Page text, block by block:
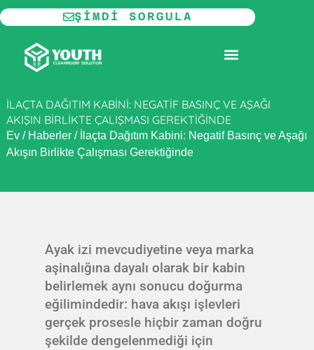
İçeriğe
atla
ŞIMDI SORGULA
İLAÇTA DAĞITIM KABINI: NEGATIF BASINÇ VE AŞAĞI
AKIŞIN BIRLIKTE ÇALIŞMASI GEREKTIĞINDE
Ev/ Haberler/
İlaçta Dağıtım Kabini: Negatif Basınç ve Aşağı
Akışın Birlikte Çalışması Gerektiğinde
Ayak izi mevcudiyetine veya marka
aşinalığına dayalı olarak bir kabin
belirlemek aynı sonucu doğurma
eğilimindedir: hava akışı işlevleri
gerçek prosesle hiçbir zaman doğru
şekilde dengelenmediği için